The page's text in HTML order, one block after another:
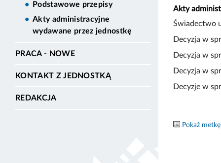
Podstawowe przepisy
Akty administracyjne
wydawane przez jednostkę
PRACA - NOWE
KONTAKT Z JEDNOSTKĄ
REDAKCJA
Akty
Świadectwo
Decyzja w
Decyzja w
Decyzja w
Decyzje w
Pokaż metkę